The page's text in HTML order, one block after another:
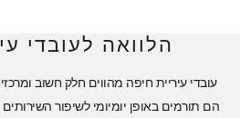
הלוואה לעובדי
עובדי עיריית חיפה מהווים חלק חשוב
הם תורמים באופן יומיומי לשיפור